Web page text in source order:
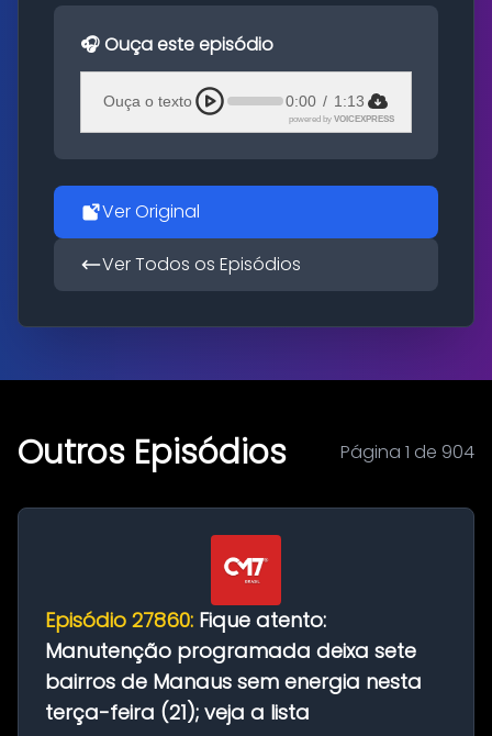
🎧 Ouça este episódio
Ouça o texto 0:00 / 1:13
powered by VOICEXPRESS
Ver Original
Ver Todos os Episódios
Outros Episódios Página 1 de 904
Episódio 27860: Fique atento:
Manutenção programada deixa sete
bairros de Manaus sem energia nesta
terça-feira (21); veja a lista